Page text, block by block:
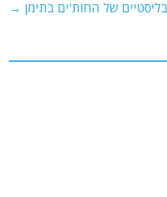
k של החות'ים בתימן →